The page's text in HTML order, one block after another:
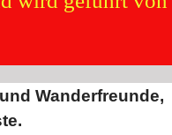
Wanderfreunde,